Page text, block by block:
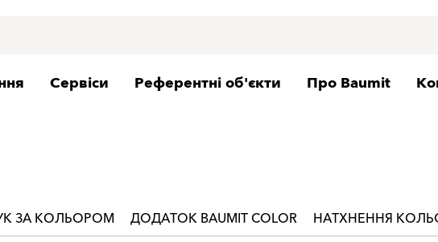
Сервіси Референтні об'єкти Про Baumit
ЗА КОЛЬОРОМ ДОДАТОК BAUMIT COLOR НАТХНЕННЯ